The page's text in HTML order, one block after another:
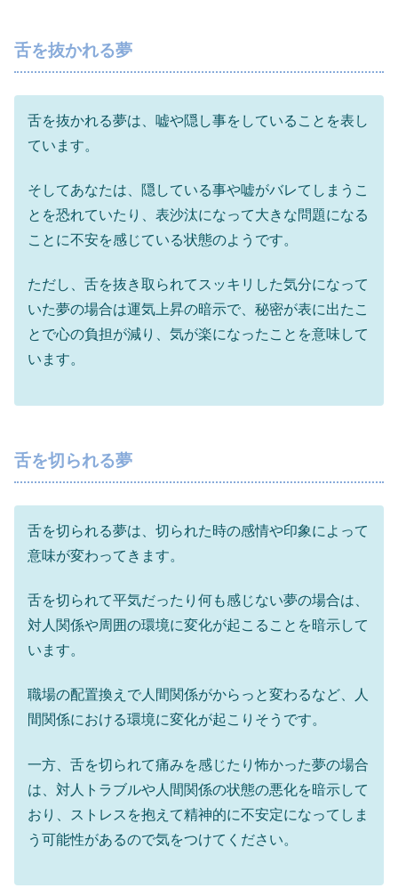
舌を抜かれる夢
舌を抜かれる夢は、嘘や隠し事をしていることを表し
ています。
そしてあなたは、隠している事や嘘がバレてしまうこ
とを恐れていたり、表沙汰になって大きな問題になる
ことに不安を感じている状態のようです。
ただし、舌を抜き取られてスッキリした気分になって
いた夢の場合は運気上昇の暗示で、秘密が表に出たこ
とで心の負担が減り、気が楽になったことを意味して
います。
舌を切られる夢
舌を切られる夢は、切られた時の感情や印象によって
意味が変わってきます。
舌を切られて平気だったり何も感じない夢の場合は、
対人関係や周囲の環境に変化が起こることを暗示して
います。
職場の配置換えで人間関係がからっと変わるなど、人
間関係における環境に変化が起こりそうです。
一方、舌を切られて痛みを感じたり怖かった夢の場合
は、対人トラブルや人間関係の状態の悪化を暗示して
おり、ストレスを抱えて精神的に不安定になってしま
う可能性があるので気をつけてください。